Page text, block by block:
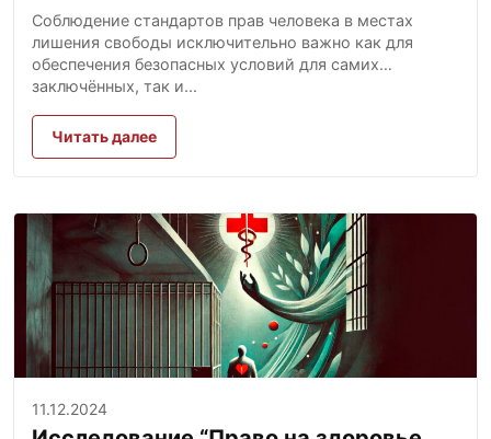
Соблюдение стандартов прав человека в местах
лишения свободы исключительно важно как для
обеспечения безопасных условий для самих
заключённых, так и...
Читать далее
11.12.2024